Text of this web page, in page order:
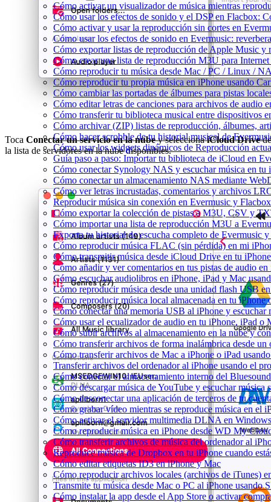
Cómo activar un visualizador de música mientras
Cómo usar los efectos de sonido y el DSP en Flacbox:
Cómo activar y usar la reproducción sin cortes en
Cómo usar los efectos de sonido en Evermusic:
Cómo exportar listas de reproducción de Apple Music y
Cómo crear una lista de reproducción M3U para
Cómo reproducir tu música desde Mac / PC / Linux /
Cómo reproducir tu propia música en iPhone usando
Cómo cambiar las portadas de álbumes para pistas
Cómo editar letras de canciones para archivos de audio
Cómo transferir tu biblioteca musical entre dispositivos
Cómo archivar (ZIP) listas de reproducción, álbumes,
Cómo hacer scrobble de tu historial musical de
Cómo usar los widgets dinámicos de Reproducción
Guía paso a paso: Importar tu biblioteca de iCloud en
Cómo conectar Synology NAS y escuchar música en tu
Cómo conectar un almacenamiento NAS mediante
Cómo ver letras incrustadas, comentarios y archivos
Reproducir música sin conexión en Evermusic y
Cómo exportar la colección de pistas a M3U, CSV y
Cómo importar una lista de reproducción M3U a
Exporta tu historial de escucha completo de Evermusic
Cómo reproducir música FLAC (sin pérdida) en mi
Cómo transmitir música desde iCloud Drive en tu
Cómo añadir y ver comentarios en tus pistas de audio
Cómo escuchar audiolibros en iPhone, iPad y Mac
Cómo reproducir música desde una unidad flash USB
Cómo reproducir música local almacenada en tu iPhone
Cómo conectar una memoria USB al iPhone y escuchar
Cómo usar el ecualizador de audio en tu iPhone, iPad o
Cómo subir archivos al almacenamiento en la nube y
Cómo transferir archivos de forma inalámbrica desde
Cómo transferir archivos de Mac a iPhone o iPad
Transferir archivos del ordenador al iPhone usando el
Cómo conectar el almacenamiento interno del
Cómo descargar música de YouTube y escuchar música
Cómo desconectar una aplicación de terceros de tu
Cómo grabar vídeo mientras se reproduce música en el
Cómo activar el servidor multimedia DLNA en
Cómo reproducir música en iPhone desde WD My
Cómo transferir archivos de música del ordenador al
Reproduce música de Dropbox en tu iPhone cuando
Cómo editar etiquetas ID3 en iPhone y Mac
Cómo reproducir archivos locales (archivos de iTunes)
Transmite tu música desde Mac o PC al iPhone usando
Cómo instalar la app desde el App Store o activar
Toca Conectar un servicio en la nubey seleccionaiCloud Drivede
la lista de servidores en la nube disponibles.